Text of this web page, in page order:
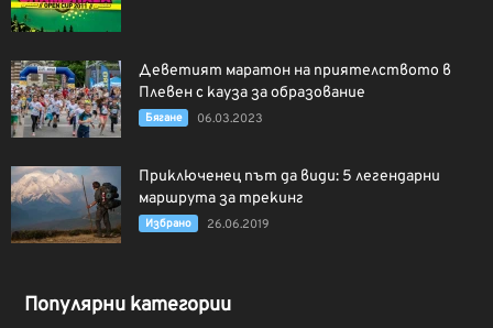
Деветият маратон на приятелството в
Плевен с кауза за образование
Бягане 06.03.2023
Приключенец път да види: 5 легендарни
маршрута за трекинг
Избрано 26.06.2019
Популярни категории